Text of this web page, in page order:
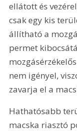
ellátott és
csak egy kis
állítható a
permet
nem igényel,
zavarja el a
Hathatósabb
macska riasztó